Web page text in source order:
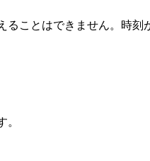
ことはできません。時刻